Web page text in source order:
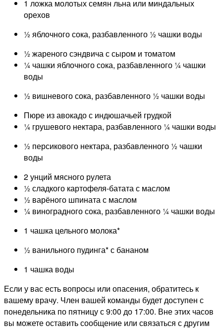
1 ложка молотых семян льна или миндальных
орехов
½ яблочного сока, разбавленного ½ чашки воды
½ жареного сэндвича с сыром и томатом
¼ чашки яблочного сока, разбавленного ¼ чашки
воды
½ вишневого сока, разбавленного ½ чашки воды
Пюре из авокадо с индюшачьей грудкой
¼ грушевого нектара, разбавленного ¼ чашки воды
½ персикового нектара, разбавленного ½ чашки
воды
2 унций мясного рулета
½ сладкого картофеля-батата с маслом
½ варёного шпината с маслом
¼ виноградного сока, разбавленного ¼ чашки воды
1 чашка цельного молока*
½ ванильного пудинга* с бананом
1 чашка воды
Если у вас есть вопросы или опасения, обратитесь к
вашему врачу. Член вашей команды будет доступен с
понедельника по пятницу с 9:00 до 17:00. Вне этих часов
вы можете оставить сообщение или связаться с другим